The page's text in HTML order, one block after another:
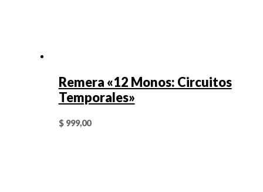
Remera «12 Monos: Circuitos
Temporales»
$999,00